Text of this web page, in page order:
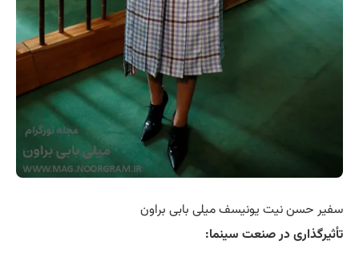
سفیر حسن نیت یونیسف ‏میلی بابی براون
تأثیرگذاری در صنعت سینما: